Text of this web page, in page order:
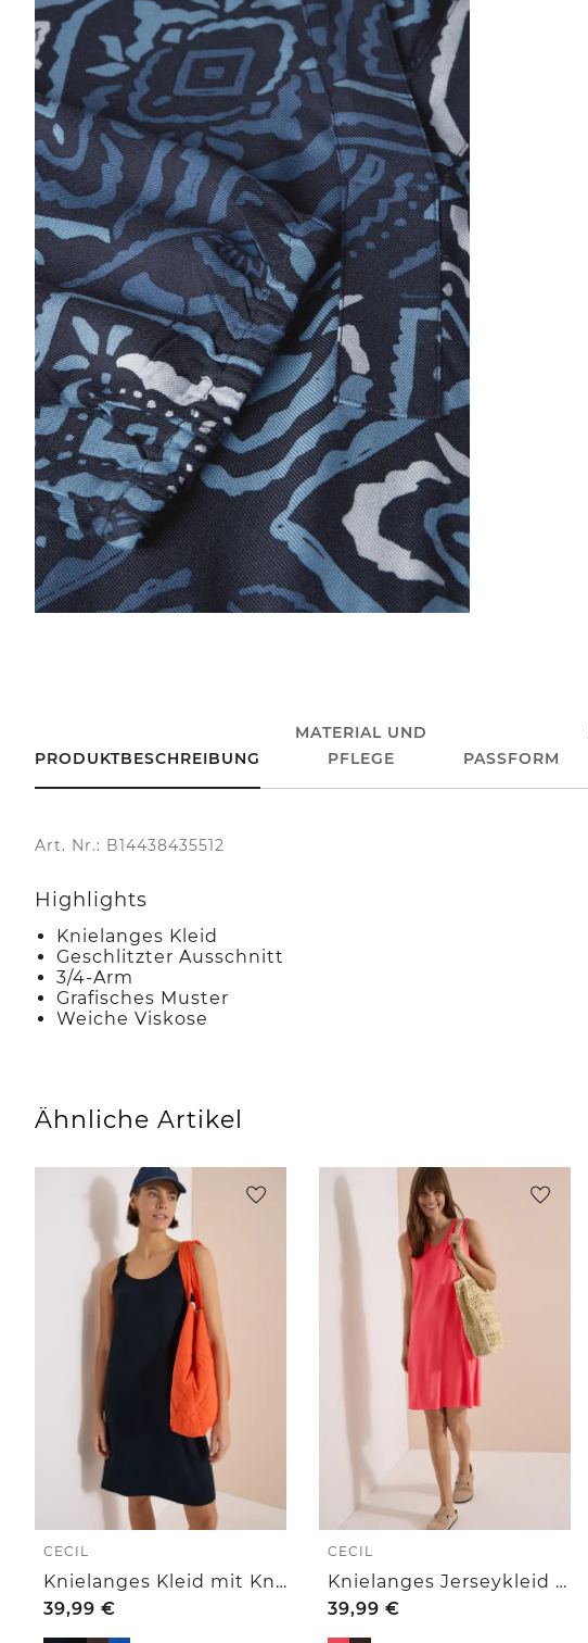
PRODUKTBESCHREIBUNG
MATERIAL UND
PFLEGE
PASSFORM
Art. Nr.: B14438435512
Highlights
Knielanges Kleid
Geschlitzter Ausschnitt
3/4-Arm
Grafisches Muster
Weiche Viskose
Ähnliche Artikel
CECIL
Knielanges Kleid mit Knotendetail
39,99 €
CECIL
Knielanges Jerseykleid mit V-Neck
39,99 €